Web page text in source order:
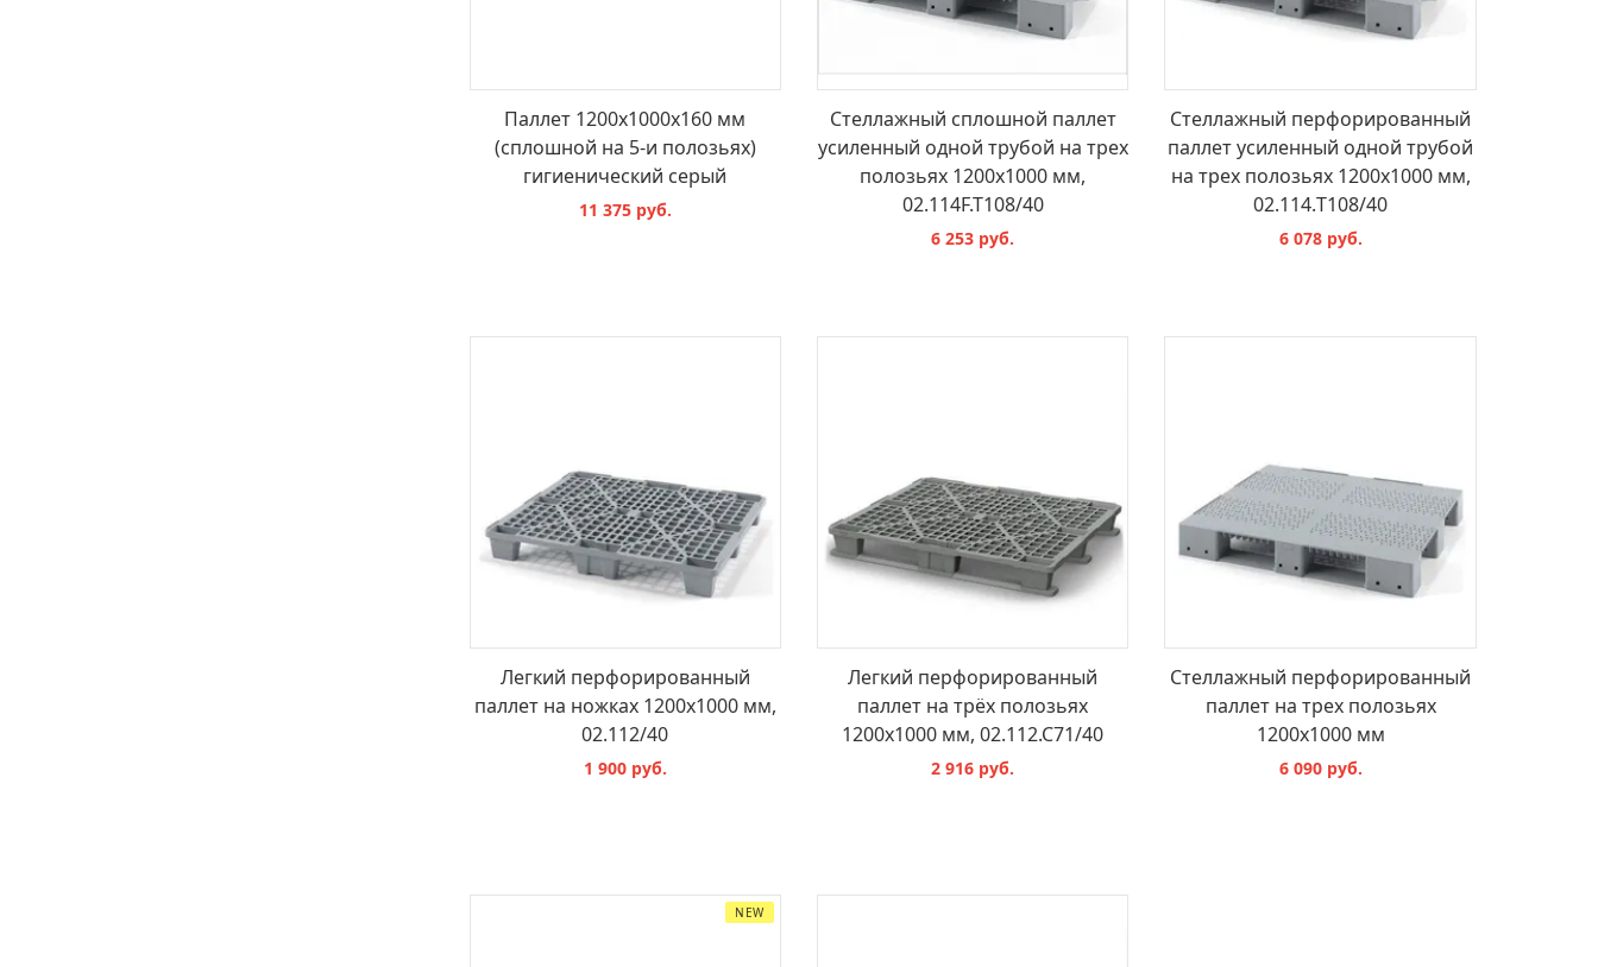
Паллет 1200х1000х160 мм
(cплошной на 5-и полозьях)
гигиенический серый
11 375 руб.
Стеллажный сплошной паллет
усиленный одной трубой на трех
полозьях 1200х1000 мм,
02.114F.T108/40
6 253 руб.
Стеллажный перфорированный
паллет усиленный одной трубой
на трех полозьях 1200х1000 мм,
02.114.T108/40
6 078 руб.
Легкий перфорированный
паллет на ножках 1200х1000 мм,
02.112/40
1 900 руб.
Легкий перфорированный
паллет на трёх полозьях
1200х1000 мм, 02.112.С71/40
2 916 руб.
Стеллажный перфорированный
паллет на трех полозьях
1200х1000 мм
6 090 руб.
NEW